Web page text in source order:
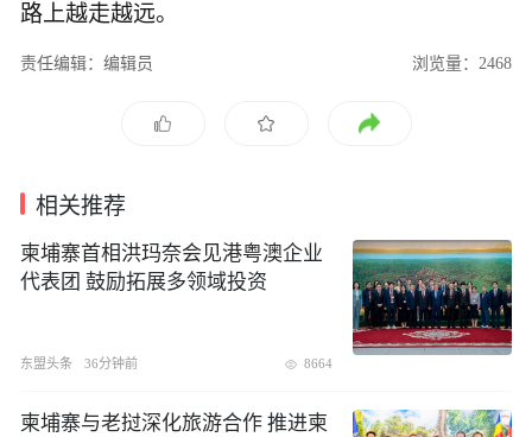
路上越走越远。
责任编辑：编辑员 浏览量：2468
相关推荐
柬埔寨首相洪玛奈会见港粤澳企业
代表团 鼓励拓展多领域投资
东盟头条 36分钟前 8664
柬埔寨与老挝深化旅游合作 推进柬